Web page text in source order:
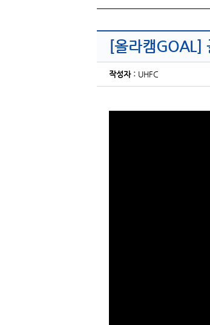
[올라캠GOAL]
작성자 : UHFC